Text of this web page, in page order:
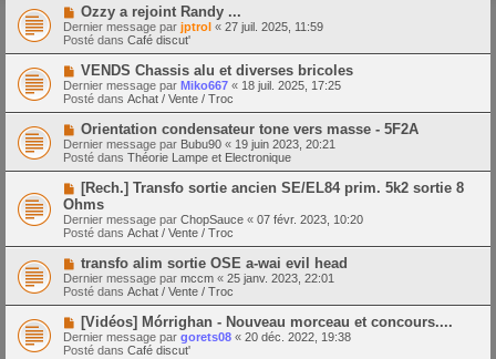
a
u
m
e
s
s
a
g
e
N
o
u
v
e
u
m
e
s
s
a
g
e
Ozzy a rejoint Randy ...
Dernier message par jptrol « 27 juil. 2025, 11:59
Posté dans Café discut'
N
o
u
v
a
u
m
e
s
a
g
e
VENDS Chassis alu et diverses bricoles
Dernier message par Miko667 « 18 juil. 2025, 17:25
Posté dans Achat / Vente / Troc
N
o
u
v
e
u
m
e
s
s
a
g
e
Orientation condensateur tone vers masse - 5F2A
Dernier message par Bubu90 « 19 juin 2023, 20:21
Posté dans Théorie Lampe et Electronique
N
o
u
v
e
a
u
m
e
s
s
a
g
[Rech.] Transfo sortie ancien SE/EL84 prim. 5k2 sortie 8
Ohms
Dernier message par ChopSauce « 07 févr. 2023, 10:20
Posté dans Achat / Vente / Troc
N
o
u
v
e
u
m
transfo alim sortie OSE a-wai evil head
Dernier message par mccm « 25 janv. 2023, 22:01
Posté dans Achat / Vente / Troc
N
o
u
[Vidéos] Mórrighan - Nouveau morceau et concours....
Dernier message par gorets08 « 20 déc. 2022, 19:38
Posté dans Café discut'